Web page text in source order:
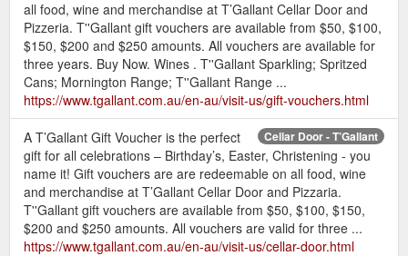
all food, wine and merchandise at T’Gallant Cellar Door and
Pizzeria. T''Gallant gift vouchers are available from $50, $100,
$150, $200 and $250 amounts. All vouchers are available for
three years. Buy Now. Wines . T''Gallant Sparkling; Spritzed
Cans; Mornington Range; T''Gallant Range ...
https://www.tgallant.com.au/en-au/visit-us/gift-vouchers.html
Cellar Door - T’Gallant
A T’Gallant Gift Voucher is the perfect
gift for all celebrations – Birthday’s, Easter, Christening - you
name it! Gift vouchers are are redeemable on all food, wine
and merchandise at T’Gallant Cellar Door and Pizzaria.
T''Gallant gift vouchers are available from $50, $100, $150,
$200 and $250 amounts. All vouchers are valid for three ...
https://www.tgallant.com.au/en-au/visit-us/cellar-door.html